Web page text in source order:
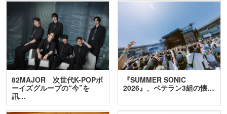
82MAJOR 次世代K-POPボ
ーイズグループの“今”を
訊…
『SUMMER SONIC
2026』、ベテラン3組の懐…